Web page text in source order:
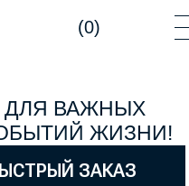
(0)
ДЛЯ ВАЖНЫХ
ЖИЗНИ!
ЗАКАЗ